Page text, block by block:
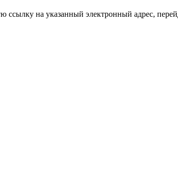
на указанный электронный адрес,